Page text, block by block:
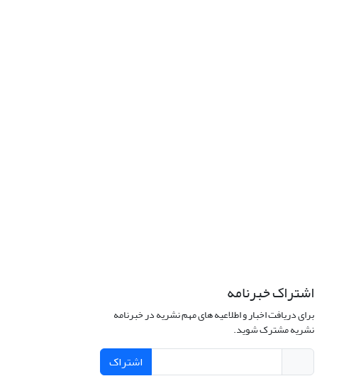
اشتراک خبرنامه
برای دریافت اخبار و اطلاعیه های مهم نشریه در خبرنامه
نشریه مشترک شوید.
اشتراک